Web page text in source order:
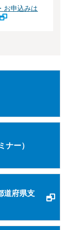
お申込みは
ナー）
道府県支